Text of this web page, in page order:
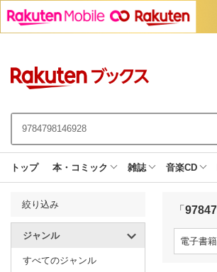
トップ 本・コミック 雑誌 音楽CD
絞り込み
ジャンル
すべてのジャンル
「
電子書籍